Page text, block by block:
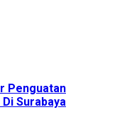
Penguatan
Surabaya